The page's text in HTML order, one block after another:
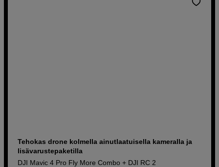
Tehokas drone kolmella ainutlaatuisella kameralla ja
lisävarustepaketilla
DJI Mavic 4 Pro Fly More Combo + DJI RC 2